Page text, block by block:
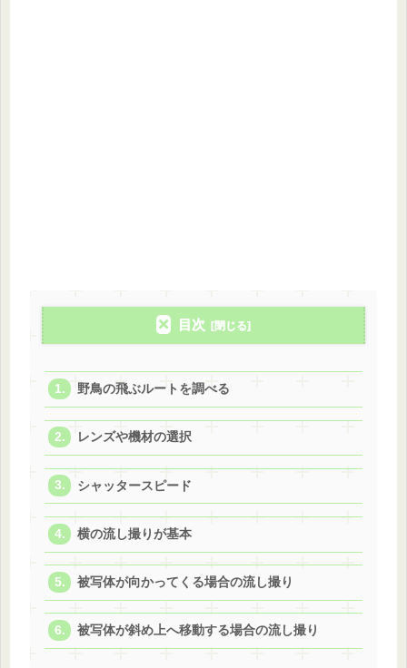
目次
野鳥の飛ぶルートを調べる
レンズや機材の選択
シャッタースピード
横の流し撮りが基本
被写体が向かってくる場合の流し撮り
被写体が斜め上へ移動する場合の流し撮り